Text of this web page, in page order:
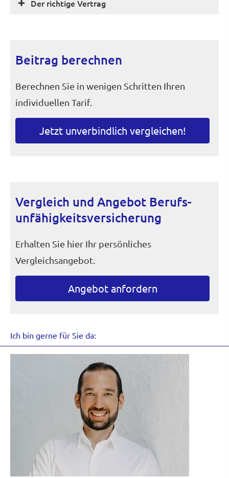
Der richtige Vertrag
Beitrag berechnen
Berechnen Sie in wenigen Schritten Ihren
individuellen Tarif.
Jetzt unverbindlich ver­gleichen!
Vergleich und Angebot Berufs­
unfähig­keitsversicherung
Erhalten Sie hier Ihr persönliches
Vergleichsangebot.
An­ge­bot an­for­dern
Ich bin gerne für Sie da: